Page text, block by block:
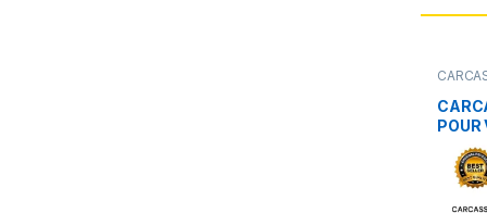
POUR